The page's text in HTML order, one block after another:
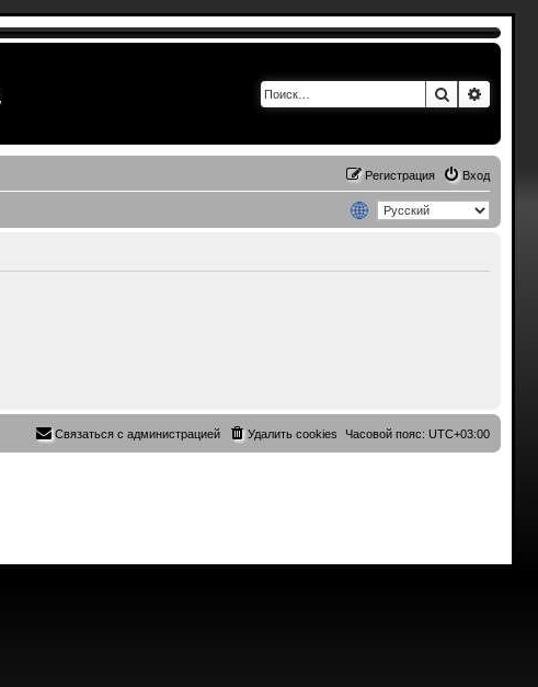
Поиск
Вход
Регистрация
Часовой пояс:UTC+03:00
Удалить cookies
Связаться с администрацией